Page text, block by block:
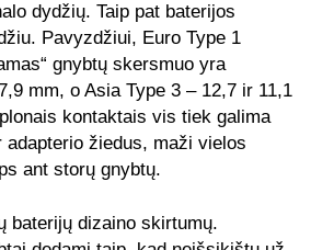
dydžių. Taip pat baterijos
Pavyzdžiui, Euro Type 1
gnybtų skersmuo yra
mm, o Asia Type 3 – 12,7 ir 11,1
kontaktais vis tiek galima
adapterio žiedus, maži vielos
ant storų gnybtų.
baterijų dizaino skirtumų.